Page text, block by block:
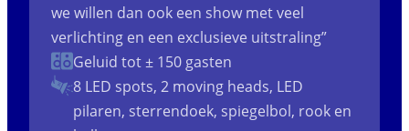
we willen dan ook een show met veel
verlichting en een exclusieve uitstraling”
Geluid tot ± 150 gasten
8 LED spots, 2 moving heads, LED
pilaren, sterrendoek, spiegelbol, rook en